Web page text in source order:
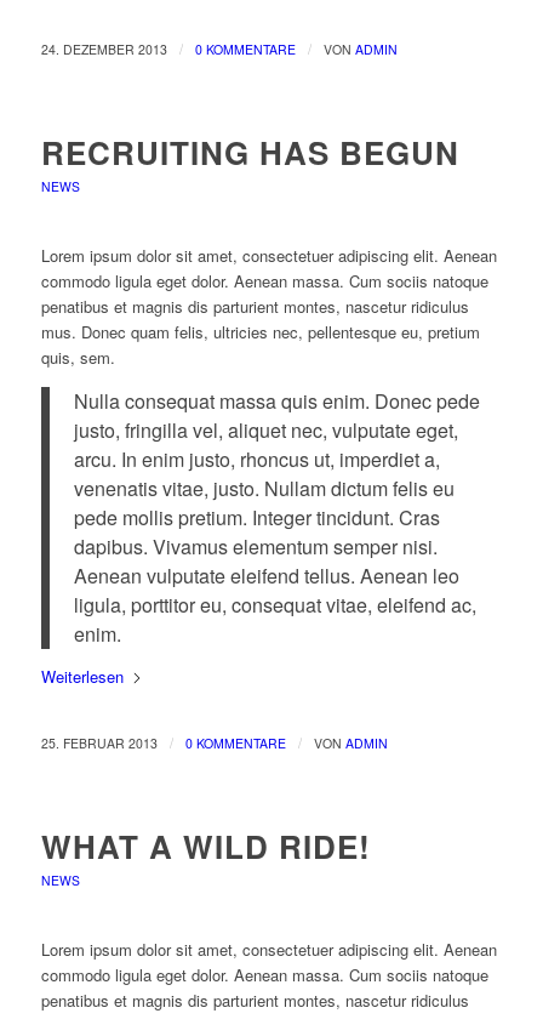
24. DEZEMBER 2013 / 0 KOMMENTARE / VON ADMIN
RECRUITING HAS BEGUN
NEWS
Lorem ipsum dolor sit amet, consectetuer adipiscing elit. Aenean
commodo ligula eget dolor. Aenean massa. Cum sociis natoque
penatibus et magnis dis parturient montes, nascetur ridiculus
mus. Donec quam felis, ultricies nec, pellentesque eu, pretium
quis, sem.
Nulla consequat massa quis enim. Donec pede
justo, fringilla vel, aliquet nec, vulputate eget,
arcu. In enim justo, rhoncus ut, imperdiet a,
venenatis vitae, justo. Nullam dictum felis eu
pede mollis pretium. Integer tincidunt. Cras
dapibus. Vivamus elementum semper nisi.
Aenean vulputate eleifend tellus. Aenean leo
ligula, porttitor eu, consequat vitae, eleifend ac,
enim.
Weiterlesen
25. FEBRUAR 2013 / 0 KOMMENTARE / VON ADMIN
WHAT A WILD RIDE!
NEWS
Lorem ipsum dolor sit amet, consectetuer adipiscing elit. Aenean
commodo ligula eget dolor. Aenean massa. Cum sociis natoque
penatibus et magnis dis parturient montes, nascetur ridiculus